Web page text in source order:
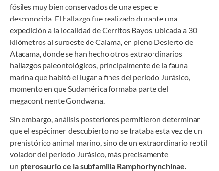
fósiles muy bien conservados de una especie
desconocida. El hallazgo fue realizado durante una
expedición a la localidad de Cerritos Bayos, ubicada a 30
kilómetros al suroeste de Calama, en pleno Desierto de
Atacama, donde se han hecho otros extraordinarios
hallazgos paleontológicos, principalmente de la fauna
marina que habitó el lugar a fines del período Jurásico,
momento en que Sudamérica formaba parte del
megacontinente Gondwana.
Sin embargo, análisis posteriores permitieron determinar
que el espécimen descubierto no se trataba esta vez de un
prehistórico animal marino, sino de un extraordinario reptil
volador del período Jurásico, más precisamente
un pterosaurio de la subfamilia Ramphorhynchinae.